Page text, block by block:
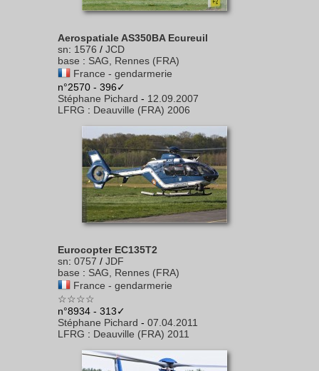
Aerospatiale AS350BA Ecureuil
sn: 1576 / JCD
base : SAG, Rennes (FRA)
France - gendarmerie
n°2570 - 396✓
Stéphane Pichard - 12.09.2007
LFRG : Deauville (FRA) 2006
Eurocopter EC135T2
sn: 0757 / JDF
base : SAG, Rennes (FRA)
France - gendarmerie
☆☆☆☆
n°8934 - 313✓
Stéphane Pichard - 07.04.2011
LFRG : Deauville (FRA) 2011